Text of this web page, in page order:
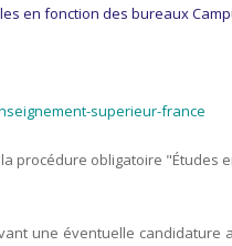
en fonction des bureaux
superieur-france
procédure obligatoire "Études
une éventuelle candidature